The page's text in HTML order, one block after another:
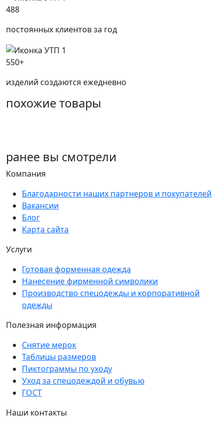
488
постоянных клиентов за год
550+
изделий создаются ежедневно
похожие товары
ранее вы смотрели
Компания
Благодарности наших партнеров и покупателей
Вакансии
Блог
Карта сайта
Услуги
Готовая форменная одежда
Нанесение фирменной символики
Производство спецодежды и корпоративной
одежды
Полезная информация
Снятие мерок
Таблицы размеров
Пиктограммы по уходу
Уход за спецодеждой и обувью
ГОСТ
Наши контакты